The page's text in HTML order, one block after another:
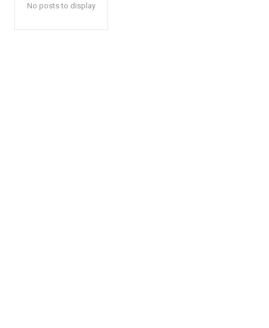
No posts to display